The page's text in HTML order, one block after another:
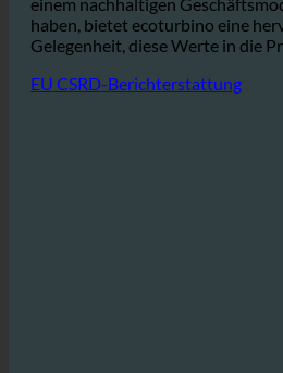
Gästen, die
bevorzugen.Insbesondere für
einem nachhaltigen
haben, bietet ecoturbino eine
Gelegenheit, diese Werte in die